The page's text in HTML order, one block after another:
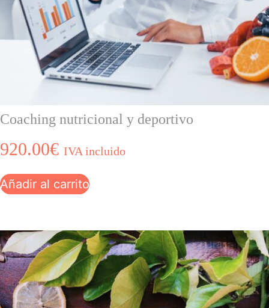
Coaching nutricional y deportivo
920.00€ IVA incluido
Añadir al carrito